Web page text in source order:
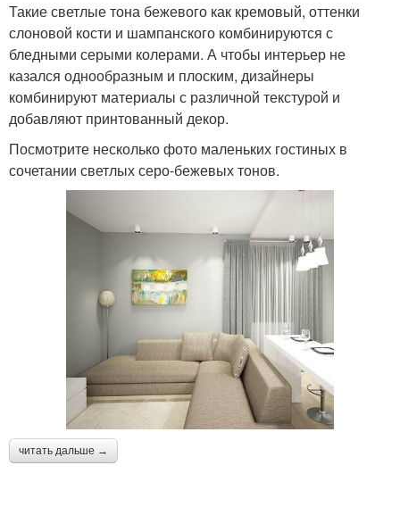
Такие светлые тона бежевого как кремовый, оттенки
слоновой кости и шампанского комбинируются с
бледными серыми колерами. А чтобы интерьер не
казался однообразным и плоским, дизайнеры
комбинируют материалы с различной текстурой и
добавляют принтованный декор.
Посмотрите несколько фото маленьких гостиных в
сочетании светлых серо-бежевых тонов.
читать дальше →